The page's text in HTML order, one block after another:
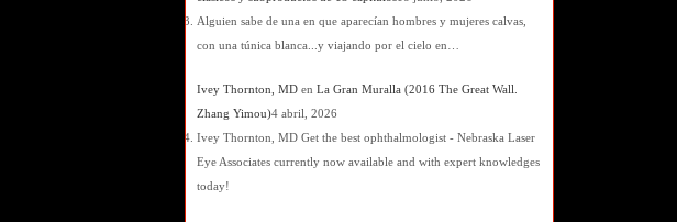
Alguien sabe de una en que aparecían hombres y mujeres calvas,
con una túnica blanca...y viajando por el cielo en…
Ivey Thornton, MD en La Gran Muralla (2016 The Great Wall.
Zhang Yimou)4 abril, 2026
Ivey Thornton, MD Get the best ophthalmologist - Nebraska Laser
Eye Associates currently now available and with expert knowledges
today!